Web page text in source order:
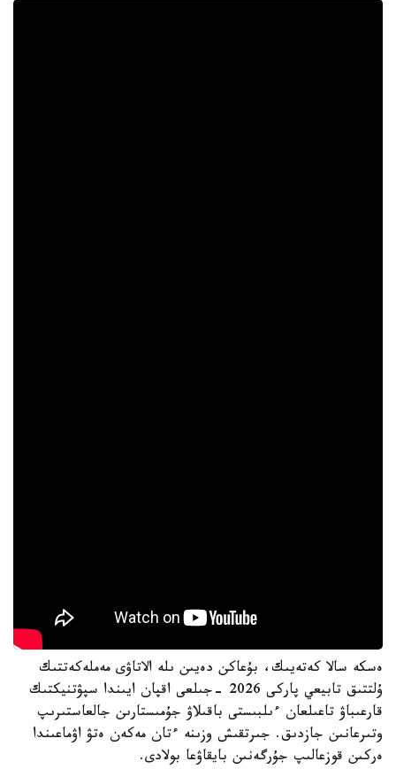
ەسكە سالا كەتەيىك، بۇعاكن دەيىن ىلە الاتاۋى مەملەكەتتىك
ۇلتتىق تابيعي پاركى 2026 -جىلعى اقپان ايىندا سپۋتنيكتىك
قارعىباۋ تاعىلعان ءىلبىستى باقىلاۋ جۇمىستارىن جالعاستىرىپ
وتىرعانىن جازدىق. جىرتقىش وزىنە ءتان مەكەن ەتۋ اۋماعىندا
ەركىن قوزعالىپ جۇرگەنىن بايقاۋعا بولادى.